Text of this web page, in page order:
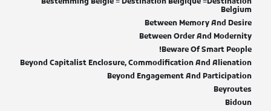
Belgium
Between Memory And Desire
Between Order And Modernity
Beware Of Smart People!
Beyond Capitalist Enclosure, Commodification And Alienation
Beyond Engagement And Participation
Beyroutes
Bidoun